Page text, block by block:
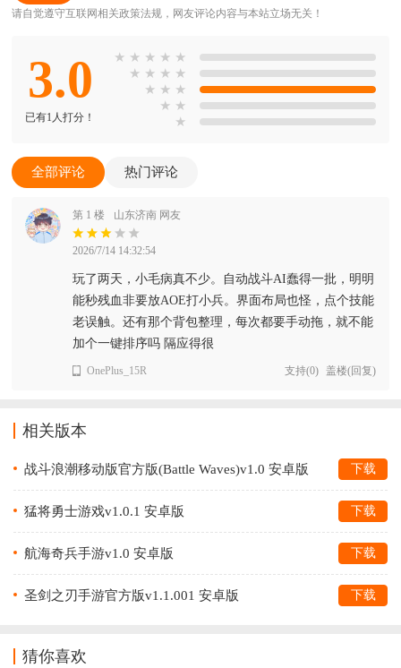
请自觉遵守互联网相关政策法规，网友评论内容与本站立场无关！
3.0
已有1人打分！
★ ★ ★ ★ ★
★ ★ ★ ★
★ ★ ★
★ ★
★
全部评论 热门评论
第 1 楼 山东济南 网友
2026/7/14 14:32:54
玩了两天，小毛病真不少。自动战斗AI蠢得一批，明明
能秒残血非要放AOE打小兵。界面布局也怪，点个技能
老误触。还有那个背包整理，每次都要手动拖，就不能
加个一键排序吗 隔应得很
OnePlus_15R 支持(0) 盖楼(回复)
相关版本
战斗浪潮移动版官方版(Battle Waves)v1.0 安卓版 下载
猛将勇士游戏v1.0.1 安卓版 下载
航海奇兵手游v1.0 安卓版 下载
圣剑之刃手游官方版v1.1.001 安卓版 下载
猜你喜欢